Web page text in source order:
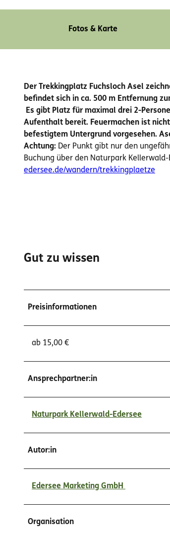
Fotos & Karte
Der Trekkingplatz Fuchsloch Asel
befindet sich in ca. 500 m Entfernung
Es gibt Platz für maximal drei 2-
Aufenthalt bereit. Feuermachen ist
befestigtem Untergrund vorgesehen.
Achtung: Der Punkt gibt nur den
Buchung über den Naturpark
edersee.de/wandern/trekkingplaetze
Gut zu wissen
Preisinformationen
ab 15,00 €
Ansprechpartner:in
Naturpark Kellerwald-Edersee
Autor:in
Edersee Marketing GmbH
Organisation